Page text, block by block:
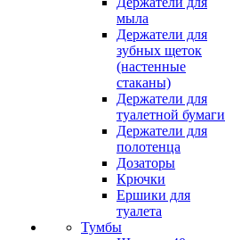
мыла
Держатели для
зубных щеток
(настенные
стаканы)
Держатели для
туалетной бумаги
Держатели для
полотенца
Дозаторы
Крючки
Ершики для
туалета
Тумбы